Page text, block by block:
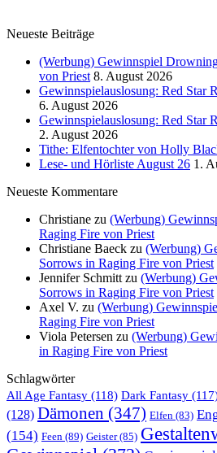
Neueste Beiträge
(Werbung) Gewinnspiel
von Priest 8. August 2026
Gewinnspielauslosung: Red Star
6. August 2026
Gewinnspielauslosung: Red Star
2. August 2026
Tithe: Elfentochter von Holly
Lese- und Hörliste August 26 1.
Neueste Kommentare
Christiane zu (Werbung)
Raging Fire von Priest
Christiane Baeck zu (Werbung)
Sorrows in Raging Fire von Priest
Jennifer Schmitt zu (Werbung)
Sorrows in Raging Fire von Priest
Axel V. zu (Werbung)
Raging Fire von Priest
Viola Petersen zu (Werbung)
in Raging Fire von Priest
Schlagwörter
All Age Fantasy (118) Dark Fantasy
(128) Dämonen (347) Elfen (83)
(154) Feen (89) Geister(85)